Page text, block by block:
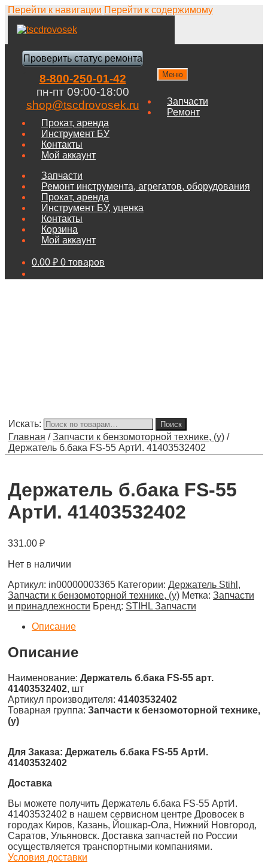
Перейти к навигации Перейти к содержимому
Проверить статус ремонта
8-800-250-01-42
пн-пт 09:00-18:00
shop@tscdrovosek.ru
Меню
Запчасти
Ремонт
Прокат, аренда
Инструмент БУ
Контакты
Мой аккаунт
Запчасти
Ремонт инструмента, агрегатов, оборудования
Прокат, аренда
Инструмент БУ, уценка
Контакты
Корзина
Мой аккаунт
0.00 ₽ 0 товаров
Искать: Поиск
Главная /Запчасти к бензомоторной технике, (у) /
Держатель б.бака FS-55 АртИ. 41403532402
Держатель б.бака FS-55
АртИ. 41403532402
331.00 ₽
Нет в наличии
Артикул: in00000003365 Категории: Держатель Stihl ,
Запчасти к бензомоторной технике, (у) Метка: Запчасти
и принадлежности Бренд: STIHL Запчасти
Описание
Описание
Наименование: Держатель б.бака FS-55 арт.
41403532402, шт
Артикул производителя: 41403532402
Товарная группа: Запчасти к бензомоторной технике,
(у)
Для Заказа: Держатель б.бака FS-55 АртИ.
41403532402
Доставка
Вы можете получить Держатель б.бака FS-55 АртИ.
41403532402 в нашем сервисном центре Дровосек в
городах Киров, Казань, Йошкар-Ола, Нижний Новгород,
Саратов, Ульяновск. Доставка запчастей по России
осуществляется транспортными компаниями.
Условия доставки